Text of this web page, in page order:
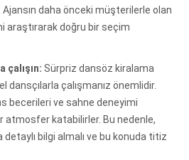
daha önceki müşterilerle olan
araştırarak doğru bir seçim
çalışın: Sürpriz dansöz kiralama
dansçılarla çalışmanız önemlidir.
becerileri ve sahne deneyimi
atmosfer katabilirler. Bu nedenle,
detaylı bilgi almalı ve bu konuda titiz